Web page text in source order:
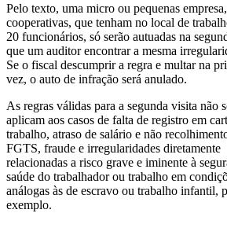
Pelo texto, uma micro ou pequenas
cooperativas, que tenham no local de
20 funcionários, só serão autuadas na
que um auditor encontrar a mesma
Se o fiscal descumprir a regra e multar na
vez, o auto de infração será anulado.
As regras válidas para a segunda visita não
aplicam aos casos de falta de registro em
trabalho, atraso de salário e não
FGTS, fraude e irregularidades diretamente
relacionadas a risco grave e iminente à
saúde do trabalhador ou trabalho em
análogas às de escravo ou trabalho infantil,
exemplo.